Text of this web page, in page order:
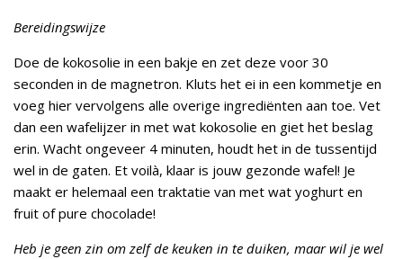
Bereidingswijze
Doe de kokosolie in een bakje en zet deze voor 30
seconden in de magnetron. Kluts het ei in een kommetje en
voeg hier vervolgens alle overige ingrediënten aan toe. Vet
dan een wafelijzer in met wat kokosolie en giet het beslag
erin. Wacht ongeveer 4 minuten, houdt het in de tussentijd
wel in de gaten. Et voilà, klaar is jouw gezonde wafel! Je
maakt er helemaal een traktatie van met wat yoghurt en
fruit of pure chocolade!
Heb je geen zin om zelf de keuken in te duiken, maar wil je wel